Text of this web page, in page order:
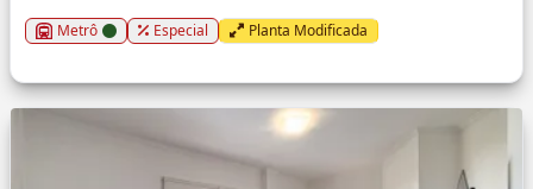
Metrô Especial Planta Modificada